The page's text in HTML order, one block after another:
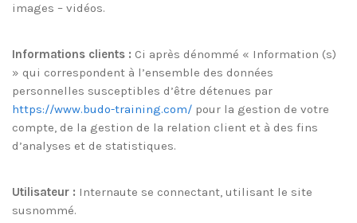
images – vidéos.
Informations clients : Ci après dénommé « Information (s)
» qui correspondent à l’ensemble des données
personnelles susceptibles d’être détenues par
https://www.budo-training.com/ pour la gestion de votre
compte, de la gestion de la relation client et à des fins
d’analyses et de statistiques.
Utilisateur : Internaute se connectant, utilisant le site
susnommé.